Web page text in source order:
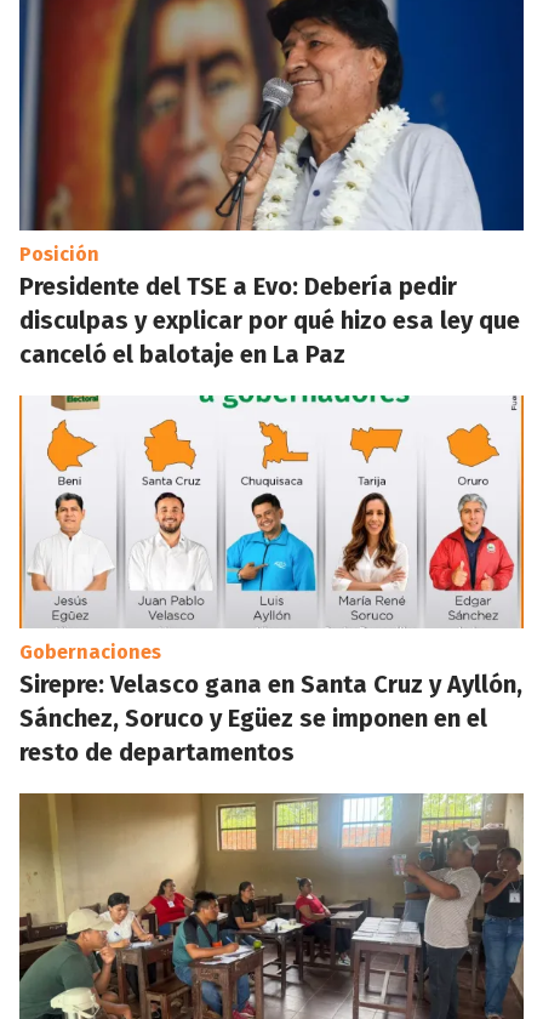
Posición
Presidente del TSE a Evo: Debería pedir
disculpas y explicar por qué hizo esa ley que
canceló el balotaje en La Paz
Gobernaciones
Sirepre: Velasco gana en Santa Cruz y Ayllón,
Sánchez, Soruco y Egüez se imponen en el
resto de departamentos